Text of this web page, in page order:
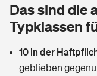
Rentenrechner: Wie
Wer versichert was:
Reiseversicherung
Zur Übersicht
Das sind die
Typklassen
10 in der
geblieben